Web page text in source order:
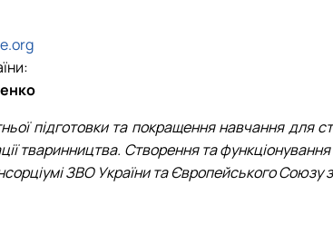
підготовки та покращення навчання для
тваринництва. Створення та
ЗВО України та Європейського